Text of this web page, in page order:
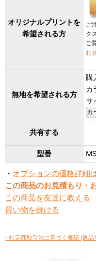
オリジナルプリントを
希望される方
ご
ク
ご
わ
無地を希望される方
購
カ
サ
共有する
型番
・ オプションの価格詳細
この商品のお見積もり・
この商品を友達に教える
買い物を続ける
» 特定商取引法に基づく表記 (返品